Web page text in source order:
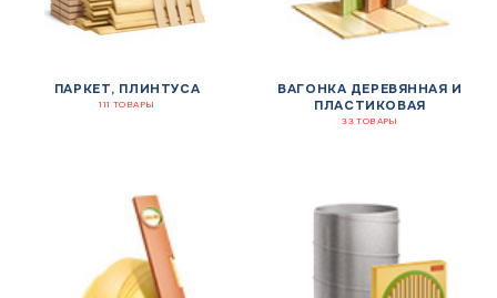
ПАРКЕТ, ПЛИНТУСА
111 ТОВАРЫ
ВАГОНКА ДЕРЕВЯННАЯ И
ПЛАСТИКОВАЯ
33 ТОВАРЫ